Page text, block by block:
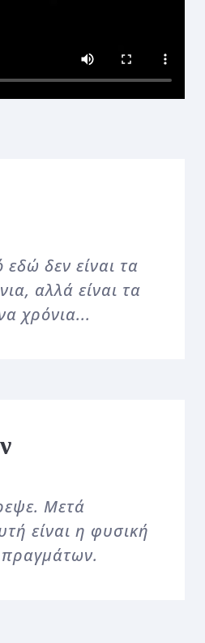
εδώ δεν είναι τα
αλλά είναι τα
χρόνια...
Μετά
είναι η φυσική